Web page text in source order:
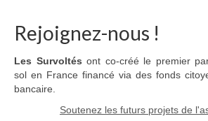
Rejoignez-nous !
Les Survoltés ont co-créé le premier
sol en France financé via des fonds
bancaire.
Soutenez les futurs projets de